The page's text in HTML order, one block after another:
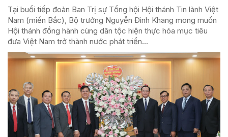
Tại buổi tiếp đoàn Ban Trị sự Tổng hội Hội thánh Tin lành Việt
Nam (miền Bắc), Bộ trưởng Nguyễn Đình Khang mong muốn
Hội thánh đồng hành cùng dân tộc hiện thực hóa mục tiêu
đưa Việt Nam trở thành nước phát triển...